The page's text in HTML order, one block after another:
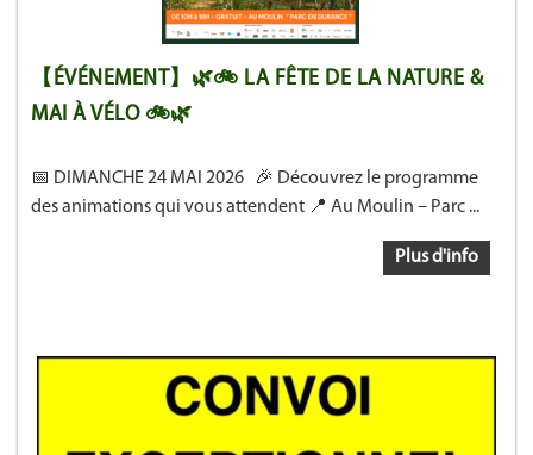
【ÉVÉNEMENT】🌿🚲 LA FÊTE DE LA NATURE &
MAI À VÉLO 🚲🌿
📅 DIMANCHE 24 MAI 2026 🎉 Découvrez le programme
des animations qui vous attendent 📍 Au Moulin – Parc ...
Plus d'info